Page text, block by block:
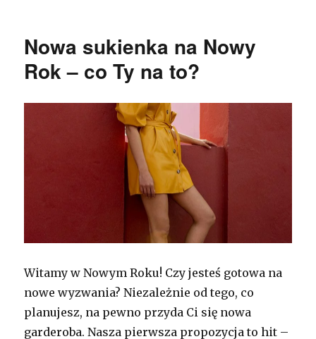
Nowa sukienka na Nowy
Rok – co Ty na to?
Witamy w Nowym Roku! Czy jesteś gotowa na
nowe wyzwania? Niezależnie od tego, co
planujesz, na pewno przyda Ci się nowa
garderoba. Nasza pierwsza propozycja to hit –